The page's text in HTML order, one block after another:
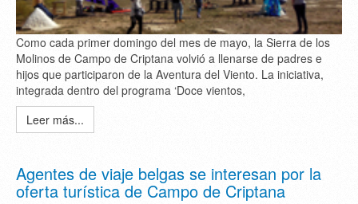
Como cada primer domingo del mes de mayo, la Sierra de los
Molinos de Campo de Criptana volvió a llenarse de padres e
hijos que participaron de la Aventura del Viento. La iniciativa,
integrada dentro del programa ‘Doce vientos,
Leer más...
Agentes de viaje belgas se interesan por la
oferta turística de Campo de Criptana